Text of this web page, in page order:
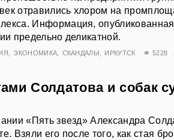
отравились хлором на
Информация,
предельно деликатной.
ЭКОНОМИКА СКАНДАЛЫ ИРКУТСК 5228
Солдатова и собак
«Пять звезд» Александра
Взяли его после того, как стая